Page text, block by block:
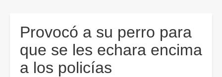
Provocó a su perro para
que se les echara encima
a los policías